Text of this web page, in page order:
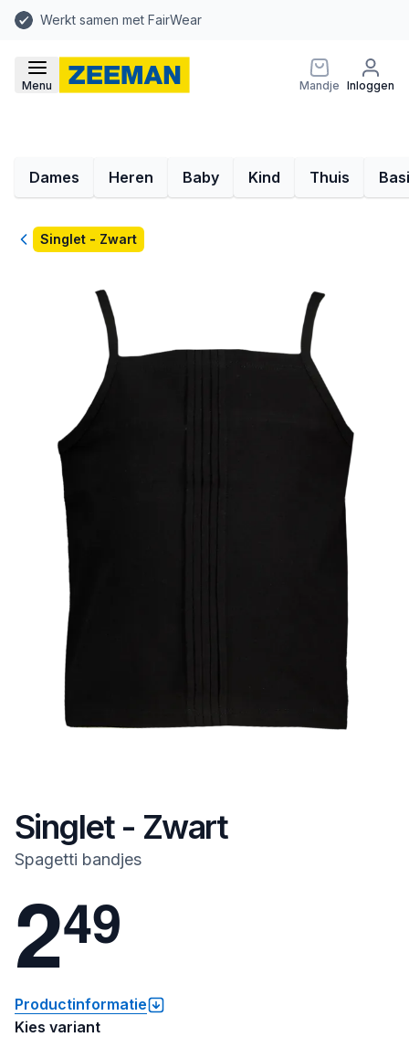
Werkt samen met FairWear
Menu Mandje Inloggen
Dames Heren Baby Kind Thuis
TerugSinglet - Zwart
Singlet - Zwart
Spagetti bandjes
249
Productinformatie
Kies variant